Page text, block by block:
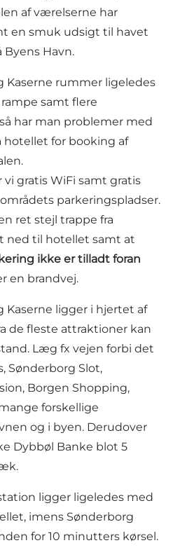
af værelserne har
en smuk udsigt til havet
Havn.
Kaserne rummer ligeledes
samt flere
har man problemer med
for booking af
gratis WiFi samt gratis
parkeringspladser.
ret stejl trappe fra
ned til hotellet samt at
ikke er tilladt foran
en brandvej.
Kaserne ligger i hjertet af
de fleste attraktioner kan
Læg fx vejen forbi det
Sønderborg Slot,
Borgen Shopping,
forskellige
og i byen. Derudover
Dybbøl Banke blot 5
ligger ligeledes med
imens Sønderborg
for 10 minutters kørsel.